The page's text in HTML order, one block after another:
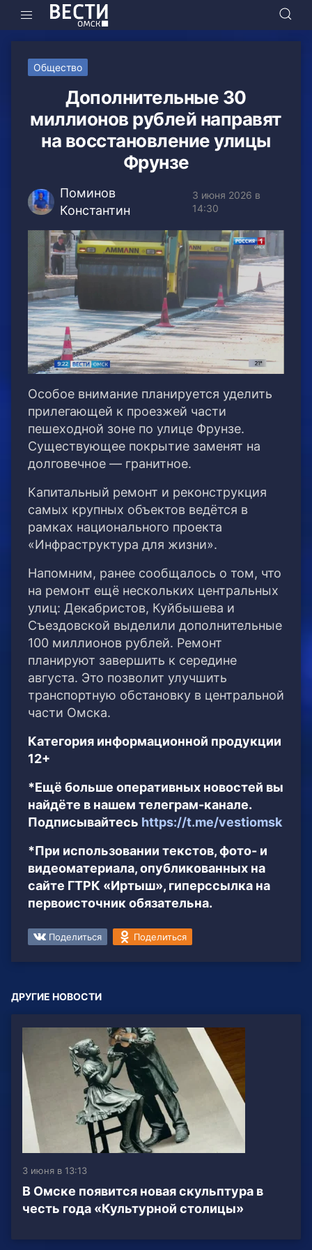
Общество
Дополнительные 30
миллионов рублей направят
на восстановление улицы
Фрунзе
Поминов
Константин
3 июня 2026 в
14:30
Особое внимание планируется уделить
прилегающей к проезжей части
пешеходной зоне по улице Фрунзе.
Существующее покрытие заменят на
долговечное — гранитное.
Капитальный ремонт и реконструкция
самых крупных объектов ведётся в
рамках национального проекта
«Инфраструктура для жизни».
Напомним, ранее сообщалось о том, что
на ремонт ещё нескольких центральных
улиц: Декабристов, Куйбышева и
Съездовской выделили дополнительные
100 миллионов рублей. Ремонт
планируют завершить к середине
августа. Это позволит улучшить
транспортную обстановку в центральной
части Омска.
Категория информационной продукции
12+
*Ещё больше оперативных новостей вы
найдёте в нашем телеграм-канале.
Подписывайтесь https://t.me/vestiomsk
*При использовании текстов, фото- и
видеоматериала, опубликованных на
сайте ГТРК «Иртыш», гиперссылка на
первоисточник обязательна.
Поделиться Поделиться
ДРУГИЕ НОВОСТИ
3 июня в 13:13
В Омске появится новая скульптура в
честь года «Культурной столицы»